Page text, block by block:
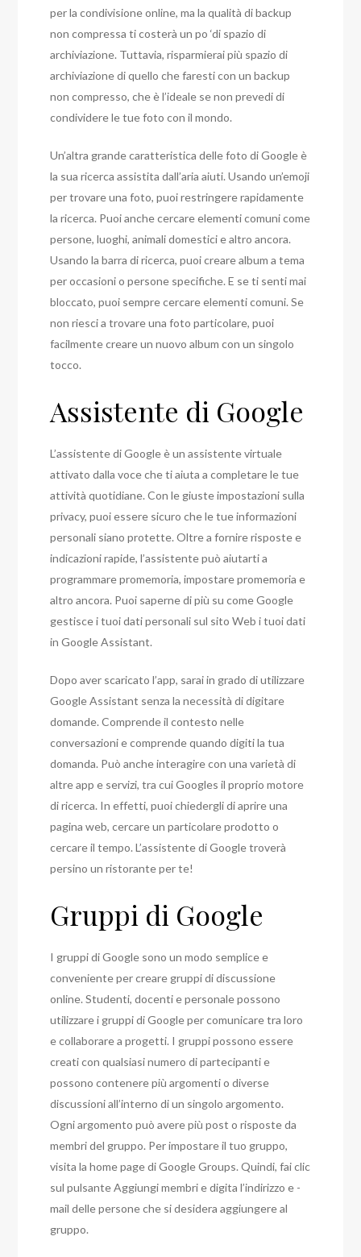
per la condivisione online, ma la qualità di backup
non compressa ti costerà un po ‘di spazio di
archiviazione. Tuttavia, risparmierai più spazio di
archiviazione di quello che faresti con un backup
non compresso, che è l’ideale se non prevedi di
condividere le tue foto con il mondo.
Un’altra grande caratteristica delle foto di Google è
la sua ricerca assistita dall’aria aiuti. Usando un’emoji
per trovare una foto, puoi restringere rapidamente
la ricerca. Puoi anche cercare elementi comuni come
persone, luoghi, animali domestici e altro ancora.
Usando la barra di ricerca, puoi creare album a tema
per occasioni o persone specifiche. E se ti senti mai
bloccato, puoi sempre cercare elementi comuni. Se
non riesci a trovare una foto particolare, puoi
facilmente creare un nuovo album con un singolo
tocco.
Assistente di Google
L’assistente di Google è un assistente virtuale
attivato dalla voce che ti aiuta a completare le tue
attività quotidiane. Con le giuste impostazioni sulla
privacy, puoi essere sicuro che le tue informazioni
personali siano protette. Oltre a fornire risposte e
indicazioni rapide, l’assistente può aiutarti a
programmare promemoria, impostare promemoria e
altro ancora. Puoi saperne di più su come Google
gestisce i tuoi dati personali sul sito Web i tuoi dati
in Google Assistant.
Dopo aver scaricato l’app, sarai in grado di utilizzare
Google Assistant senza la necessità di digitare
domande. Comprende il contesto nelle
conversazioni e comprende quando digiti la tua
domanda. Può anche interagire con una varietà di
altre app e servizi, tra cui Googles il proprio motore
di ricerca. In effetti, puoi chiedergli di aprire una
pagina web, cercare un particolare prodotto o
cercare il tempo. L’assistente di Google troverà
persino un ristorante per te!
Gruppi di Google
I gruppi di Google sono un modo semplice e
conveniente per creare gruppi di discussione
online. Studenti, docenti e personale possono
utilizzare i gruppi di Google per comunicare tra loro
e collaborare a progetti. I gruppi possono essere
creati con qualsiasi numero di partecipanti e
possono contenere più argomenti o diverse
discussioni all’interno di un singolo argomento.
Ogni argomento può avere più post o risposte da
membri del gruppo. Per impostare il tuo gruppo,
visita la home page di Google Groups. Quindi, fai clic
sul pulsante Aggiungi membri e digita l’indirizzo e -
mail delle persone che si desidera aggiungere al
gruppo.